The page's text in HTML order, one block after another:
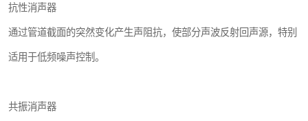
抗性消声器
通过管道截面的突然变化产生声阻抗，使部分声波反射回声源，特别
适用于低频噪声控制。
共振消声器